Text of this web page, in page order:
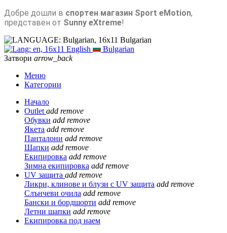
Добре дошли в спортен магазин Sport eMotion,
представен от Sunny eXtreme!
Bulgarian
English
Bulgarian
Затвори arrow_back
Меню
Категории
Начало
Outlet add remove
Обувки add remove
Якета add remove
Панталони add remove
Шапки add remove
Екипировка add remove
Зимна екипировка add remove
UV защита add remove
Ликри, клинове и блузи с UV защита add remove
Слънчеви очила add remove
Бански и бордшорти add remove
Летни шапки add remove
Екипировка под наем